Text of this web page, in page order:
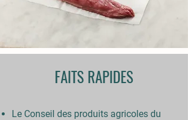
FAITS RAPIDES
Le Conseil des produits agricoles du